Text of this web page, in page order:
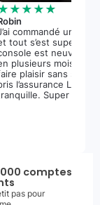
commandé une
tout s’est super
est neuve, et
plusieurs mois m’a
plaisir sans stress.
l’assurance
Super
comptes
pas pour